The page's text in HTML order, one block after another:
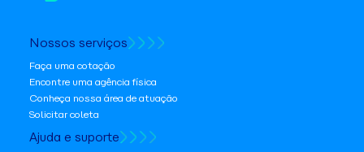
Nossos serviços
Faça uma cotação
Encontre uma agência física
Conheça nossa área de atuação
Solicitar coleta
Ajuda e suporte